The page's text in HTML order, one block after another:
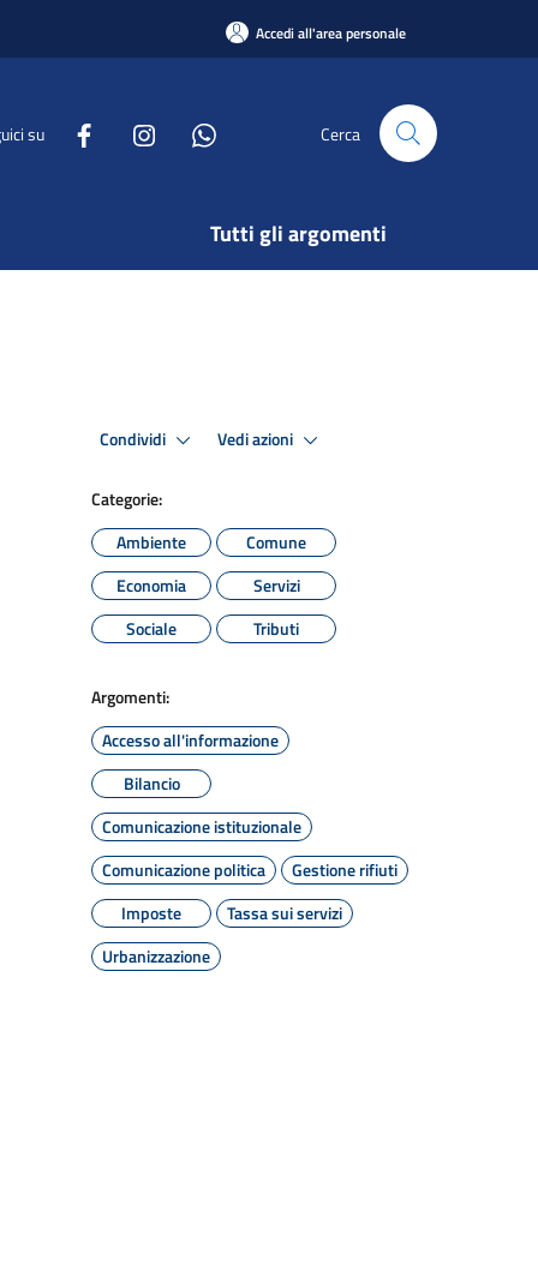
Accedi all'area personale
su Cerca
Tutti gli argomenti
Condividi Vedi azioni
Categorie:
Ambiente
Comune
Economia
Servizi
Sociale
Tributi
Argomenti:
Accesso all'informazione
Bilancio
Comunicazione istituzionale
Comunicazione politica
Gestione rifiuti
Imposte
Tassa sui servizi
Urbanizzazione